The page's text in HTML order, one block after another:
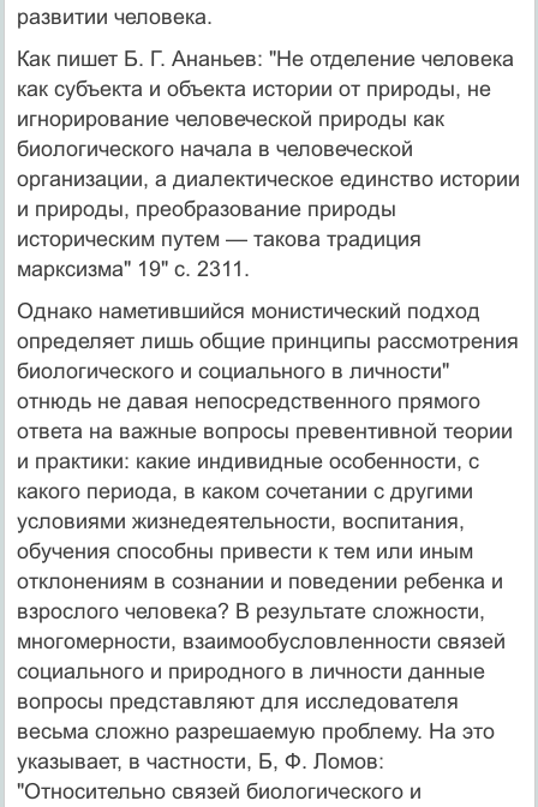
развитии человека.
Как пишет Б. Г. Ананьев: "Не отделение человека
как субъекта и объекта истории от природы, не
игнорирование человеческой природы как
биологического начала в человеческой
организации, а диалектическое единство истории
и природы, преобразование природы
историческим путем — такова традиция
марксизма" 19" с. 2311.
Однако наметившийся монистический подход
определяет лишь общие принципы рассмотрения
биологического и социального в личности"
отнюдь не давая непосредственного прямого
ответа на важные вопросы превентивной теории
и практики: какие индивидные особенности, с
какого периода, в каком сочетании с другими
условиями жизнедеятельности, воспитания,
обучения способны привести к тем или иным
отклонениям в сознании и поведении ребенка и
взрослого человека? В результате сложности,
многомерности, взаимообусловленности связей
социального и природного в личности данные
вопросы представляют для исследователя
весьма сложно разрешаемую проблему. На это
указывает, в частности, Б, Ф. Ломов:
"Относительно связей биологического и